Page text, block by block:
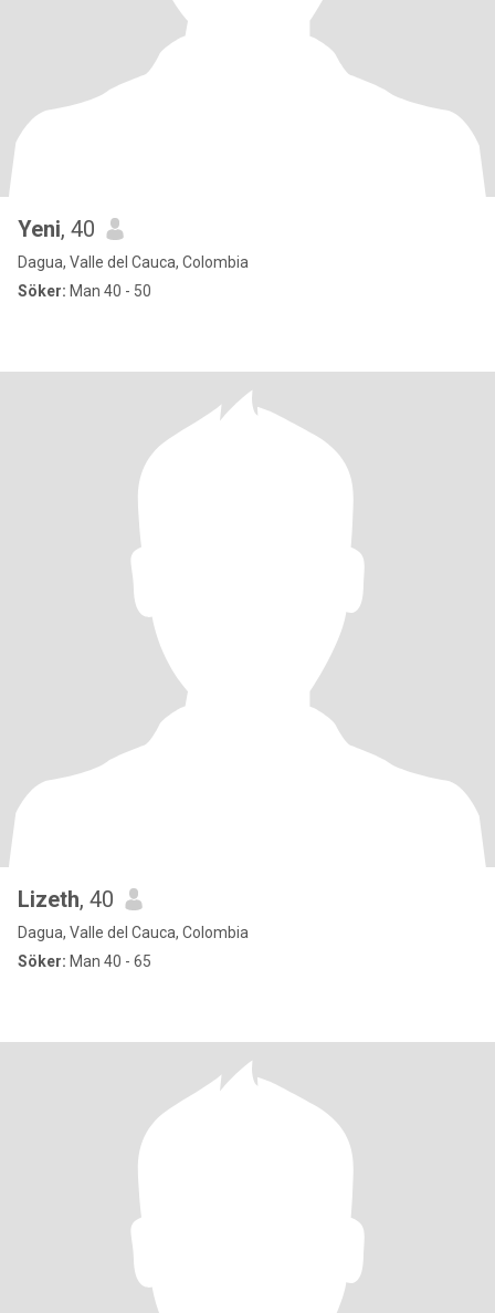
Yeni, 40
Dagua, Valle del Cauca, Colombia
Söker: Man 40 - 50
Lizeth, 40
Dagua, Valle del Cauca, Colombia
Söker: Man 40 - 65